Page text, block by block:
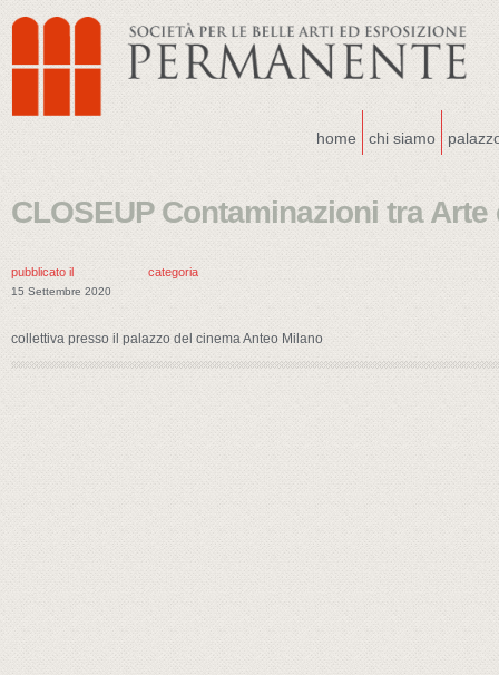
home chi siamo
CLOSEUP Contaminazioni tra Arte
pubblicato il
15 Settembre 2020
categoria
collettiva presso il palazzo del cinema Anteo Milano